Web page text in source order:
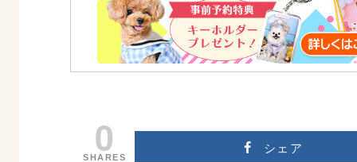
0
SHARES
シェア